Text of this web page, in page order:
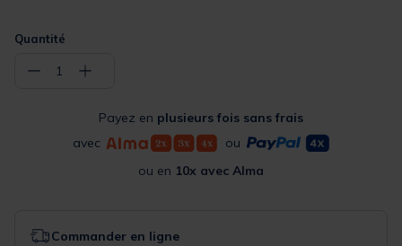
Quantité
− 1 +
Payez en plusieurs fois sans frais
avec
ou
ou en 10x avec Alma
Commander en ligne